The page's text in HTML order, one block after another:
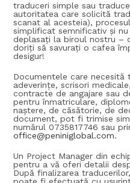
traduceri simple sau
autoritatea care solicită
scanat al acesteia),
simplificat semnificativ și
deplasați la biroul nostru –
doriți să savurați o cafea
desigur!
Documentele care
adeverințe, scrisori
contracte de angajare sau
pentru înmatriculare,
naștere, de căsătorie, de
document, pot fi trimise
numărul 0735817746 sau
office@peniniglobal.com.
Un Project Manager din
pentru a vă oferi detalii
După finalizarea
poate fi efectuată cu